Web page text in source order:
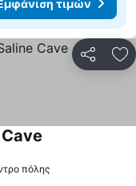
τιμών
πόλης